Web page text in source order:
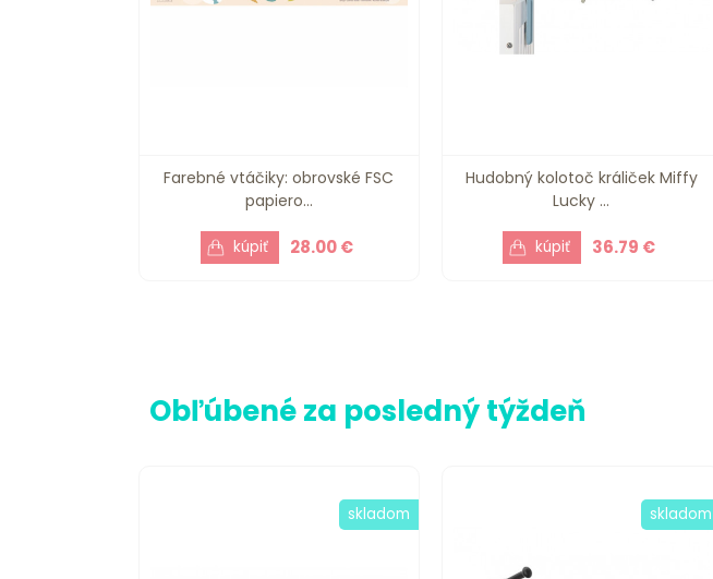
Farebné vtáčiky: obrovské FSC
papiero...
28.00 €
Hudobný kolotoč králiček Miffy
Lucky ...
36.79 €
Obľúbené za posledný týždeň
skladom skladom